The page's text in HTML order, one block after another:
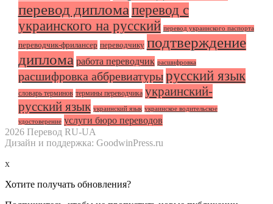
перевод дипломаперевод с
украинского на русский перевод украинского паспорта
переводчик-фрилансер переводчику подтверждение
диплома работа переводчик расшифровка
расшифровка аббревиатуры русский язык
словарь терминов термины переводчика украинский-
русский язык украинский язык украинское водительское
удостоверение услуги бюро переводов
2026 Перевод RU-UA
Дизайн и поддержка: GoodwinPress.ru
x
Хотите получать обновления?